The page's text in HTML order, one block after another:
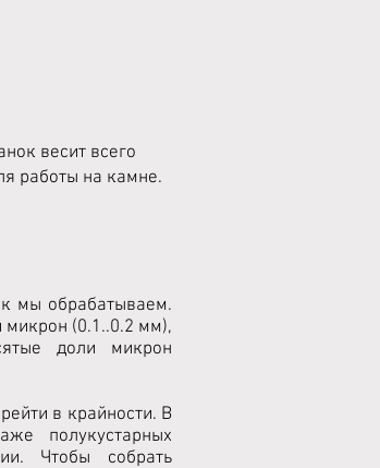
весит всего
работы на камне.
мы обрабатываем.
микрон (0.1..0.2 мм),
доли микрон
в крайности. В
полукустарных
Чтобы собрать